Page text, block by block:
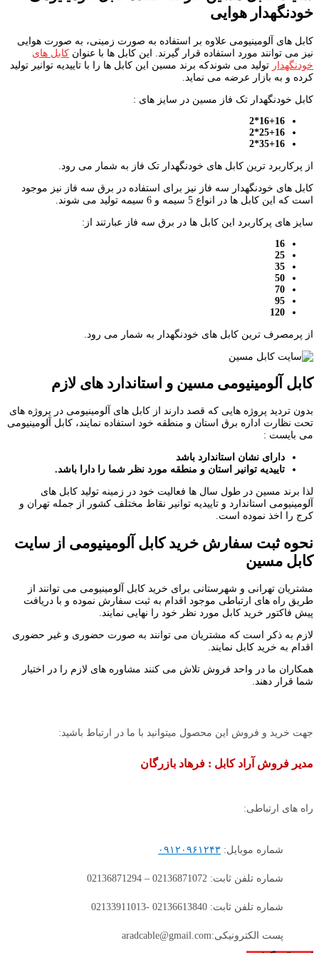
خودنگهدار هوایی
کابل های آلومینیومی علاوه بر استفاده به صورت زمینی، به صورت هوایی
نیز می توانند مورد استفاده قرار گیرند. این کابل ها با عنوان کابل های
خودنگهدار تولید می شوندکه برند مسین این کابل ها را با تاییدیه توانیر تولید
کرده و به بازار عرضه می نماید.
کابل خودنگهدار تک فاز مسین در سایز های :
16+16*2
25+16*2
35+16*2
از پرکاربرد ترین کابل های خودنگهدار تک فاز به شمار می رود.
کابل های خودنگهدار سه فاز نیز برای استفاده در برق سه فاز نیز موجود
است که این کابل ها در انواع 5 سیمه و 6 سیمه تولید می شوند.
سایز های پرکاربرد این کابل ها در برق سه فاز عبارتند از:
16
25
35
50
70
95
120
از پرمصرف ترین کابل های خودنگهدار به شمار می رود.
کابل آلومینیومی مسین و استاندارد های لازم
بدون تردید پروژه هایی که قصد دارند از کابل های آلومینیومی در پروژه های
تحت نظارت اداره برق استان و منطقه خود استفاده نمایند، کابل آلومینیومی
می بایست :
دارای نشان استاندارد باشد
تاییدیه توانیر استان و منطقه مورد نظر شما را دارا باشد.
لذا برند مسین در طول سال ها فعالیت خود در زمینه تولید کابل های
آلومینیومی استاندارد و تاییدیه توانیر نقاط مختلف کشور از جمله تهران و
کرج را اخذ نموده است.
نحوه ثبت سفارش خرید کابل آلومینیومی از سایت
کابل مسین
مشتریان تهرانی و شهرستانی برای خرید کابل آلومینیومی می توانند از
طریق راه های ارتباطی موجود اقدام به ثبت سفارش نموده و با دریافت
پیش فاکتور خرید کابل مورد نظر خود را نهایی نمایند.
لازم به ذکر است که مشتریان می توانند به صورت حضوری و غیر حضوری
اقدام به خرید کابل نمایند.
همکاران ما در واحد فروش تلاش می کنند مشاوره های لازم را در اختیار
شما قرار دهند.
جهت خرید و فروش این محصول میتوانید با ما در ارتباط باشید:
مدیر فروش آراد کابل : فرهاد بازرگان
راه های ارتباطی:
شماره موبایل: ۰۹۱۲۰۹۶۱۲۴۳
شماره تلفن ثابت: 02136871072 – 02136871294
شماره تلفن ثابت: 02136613840 -02133911013
پست الکترونیکی:aradcable@gmail.com